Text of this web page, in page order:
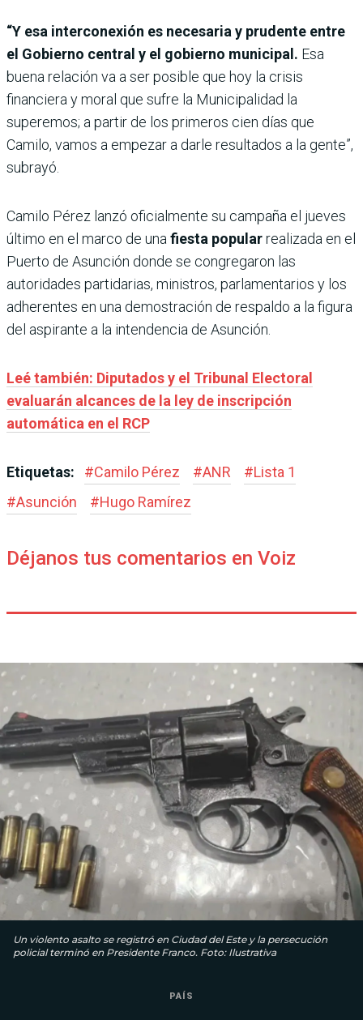
“Y esa interconexión es necesaria y prudente entre
el Gobierno central y el gobierno municipal. Esa
buena relación va a ser posible que hoy la crisis
financiera y moral que sufre la Municipalidad la
superemos; a partir de los primeros cien días que
Camilo, vamos a empezar a darle resultados a la gente”,
subrayó.
Camilo Pérez lanzó oficialmente su campaña el jueves
último en el marco de una fiesta popularrealizada en el
Puerto de Asunción donde se congregaron las
autoridades partidarias, ministros, parlamentarios y los
adherentes en una demostración de respaldo a la figura
del aspirante a la intendencia de Asunción.
Leé también: Diputados y el Tribunal Electoral
evaluarán alcances de la ley de inscripción
automática en el RCP
Etiquetas: #Camilo Pérez #ANR #Lista 1
#Asunción #Hugo Ramírez
Déjanos tus comentarios en Voiz
Un violento asalto se registró en Ciudad del Este y la persecución
policial terminó en Presidente Franco. Foto: Ilustrativa
PAÍS